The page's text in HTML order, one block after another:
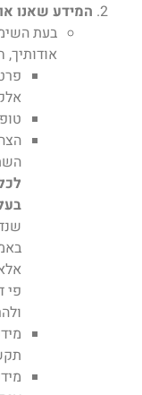
המידע שאנו
בעת
פי